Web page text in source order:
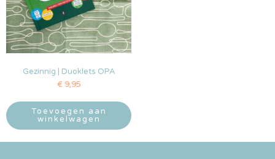
Gezinnig | Duoklets OPA
€ 9,95
Toevoegen aan
winkelwagen